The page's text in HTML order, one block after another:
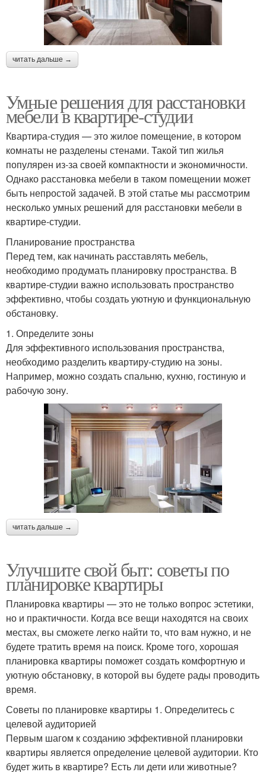
читать дальше →
Умные решения для расстановки
мебели в квартире-студии
Квартира-студия — это жилое помещение, в котором
комнаты не разделены стенами. Такой тип жилья
популярен из-за своей компактности и экономичности.
Однако расстановка мебели в таком помещении может
быть непростой задачей. В этой статье мы рассмотрим
несколько умных решений для расстановки мебели в
квартире-студии.
Планирование пространства
Перед тем, как начинать расставлять мебель,
необходимо продумать планировку пространства. В
квартире-студии важно использовать пространство
эффективно, чтобы создать уютную и функциональную
обстановку.
1. Определите зоны
Для эффективного использования пространства,
необходимо разделить квартиру-студию на зоны.
Например, можно создать спальню, кухню, гостиную и
рабочую зону.
читать дальше →
Улучшите свой быт: советы по
планировке квартиры
Планировка квартиры — это не только вопрос эстетики,
но и практичности. Когда все вещи находятся на своих
местах, вы сможете легко найти то, что вам нужно, и не
будете тратить время на поиск. Кроме того, хорошая
планировка квартиры поможет создать комфортную и
уютную обстановку, в которой вы будете рады проводить
время.
Советы по планировке квартиры 1. Определитесь с
целевой аудиторией
Первым шагом к созданию эффективной планировки
квартиры является определение целевой аудитории. Кто
будет жить в квартире? Есть ли дети или животные?